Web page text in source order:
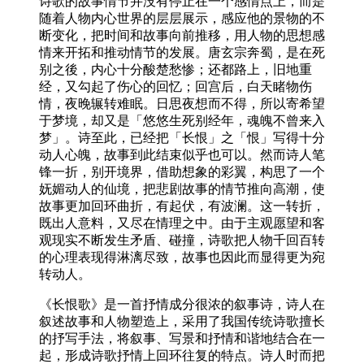
随着人物内心世界的层层展示，感应他的景物的不
断变化，把时间和故事向前推移，用人物的思想感
情来开拓和推动情节的发展。唐玄宗奔蜀，是在死
别之後，内心十分酸楚愁惨；还都路上，旧地重
经，又勾起了伤心的回忆；回宫后，白天睹物伤
情，夜晚辗转难眠。日思夜想而不得，所以寄希望
于梦境，却又是「悠悠生死别经年，魂魄不曾来入
梦」。诗至此，已经把「长恨」之「恨」写得十分
动人心魄，故事到此结束似乎也可以。然而诗人笔
锋一折，别开境界，借助想象的彩翼，构思了一个
妩媚动人的仙境，把悲剧故事的情节推向高潮，使
故事更加回环曲折，有起伏，有波澜。这一转折，
既出人意料，又尽在情理之中。由于主观愿望和客
观现实不断发生矛盾、碰撞，诗歌把人物千回百转
的心理表现得淋漓尽致，故事也因此而显得更为宛
转动人。
《长恨歌》是一首抒情成分很浓的叙事诗，诗人在
叙述故事和人物塑造上，采用了我国传统诗歌擅长
的抒写手法，将叙事、写景和抒情和谐地结合在一
起，形成诗歌抒情上回环往复的特点。诗人时而把